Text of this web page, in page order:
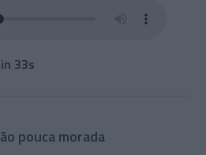
33s
pouca morada